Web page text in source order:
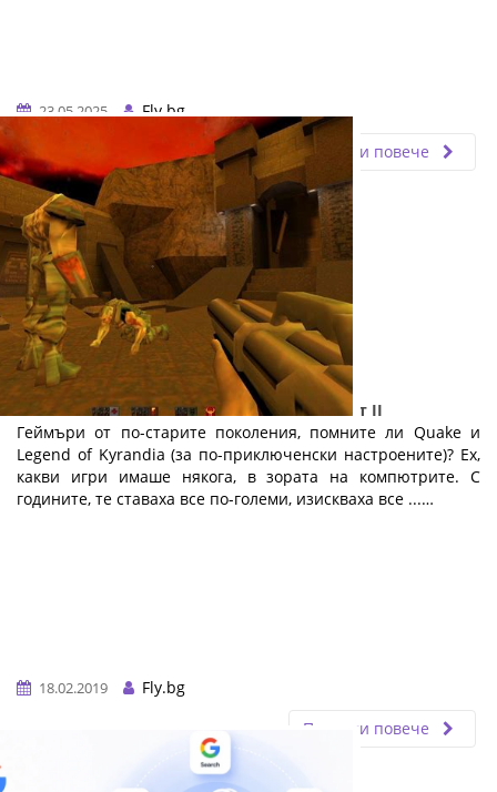
23.05.2025
Fly.bg
Прочети повече
Електронните спортове и геймингът: Част II
Геймъри от по-старите поколения, помните ли Quake и
Legend of Kyrandia (за по-приключенски настроените)? Ех,
какви игри имаше някога, в зората на компютрите. С
годините, те ставаха все по-големи, изискваха все ...…
18.02.2019
Fly.bg
Прочети повече